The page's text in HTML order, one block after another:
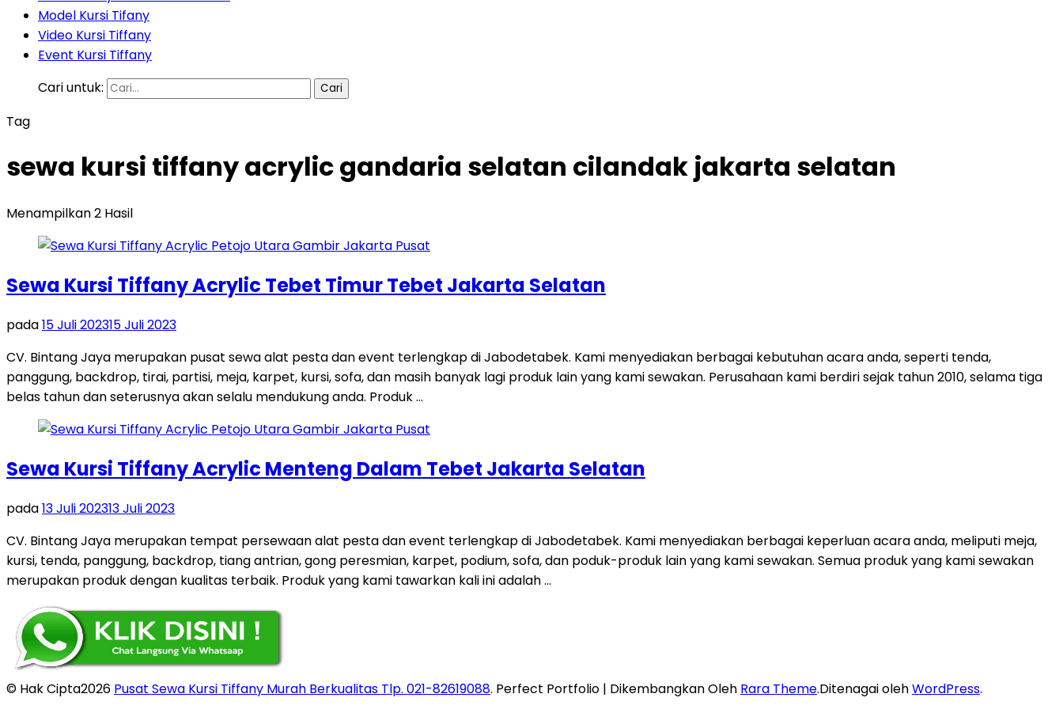
Model Kursi Tifany
Video Kursi Tiffany
Event Kursi Tiffany
Cari untuk:
Tag
sewa kursi tiffany acrylic gandaria selatan cilandak jakarta selatan
Menampilkan 2 Hasil
Sewa Kursi Tiffany Acrylic Tebet Timur Tebet Jakarta Selatan
pada15 Juli 202315 Juli 2023
CV. Bintang Jaya merupakan pusat sewa alat pesta dan event terlengkap di Jabodetabek. Kami menyediakan berbagai kebutuhan acara anda, seperti tenda,
panggung, backdrop, tirai, partisi, meja, karpet, kursi, sofa, dan masih banyak lagi produk lain yang kami sewakan. Perusahaan kami berdiri sejak tahun 2010, selama tiga
belas tahun dan seterusnya akan selalu mendukung anda. Produk …
Sewa Kursi Tiffany Acrylic Menteng Dalam Tebet Jakarta Selatan
pada13 Juli 202313 Juli 2023
CV. Bintang Jaya merupakan tempat persewaan alat pesta dan event terlengkap di Jabodetabek. Kami menyediakan berbagai keperluan acara anda, meliputi meja,
kursi, tenda, panggung, backdrop, tiang antrian, gong peresmian, karpet, podium, sofa, dan poduk-produk lain yang kami sewakan. Semua produk yang kami sewakan
merupakan produk dengan kualitas terbaik. Produk yang kami tawarkan kali ini adalah …
© Hak Cipta2026 Pusat Sewa Kursi Tiffany Murah Berkualitas Tlp. 021-82619088. Perfect Portfolio | Dikembangkan Oleh Rara Theme.Ditenagai olehWordPress.